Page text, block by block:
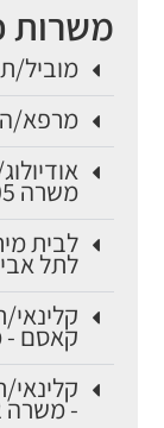
משרות
מוביל/ת
מרפא/ה
משרה 105
לבית
לתל
קאסם -
- משרה 102